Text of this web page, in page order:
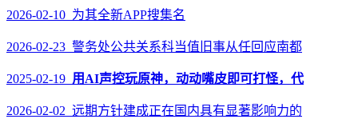
2026-02-10 为其全新APP搜集名
2026-02-23 警务处公共关系科当值旧事从任回应南都
2025-02-19 用AI声控玩原神，动动嘴皮即可打怪，代
2026-02-02 远期方针建成正在国内具有显著影响力的